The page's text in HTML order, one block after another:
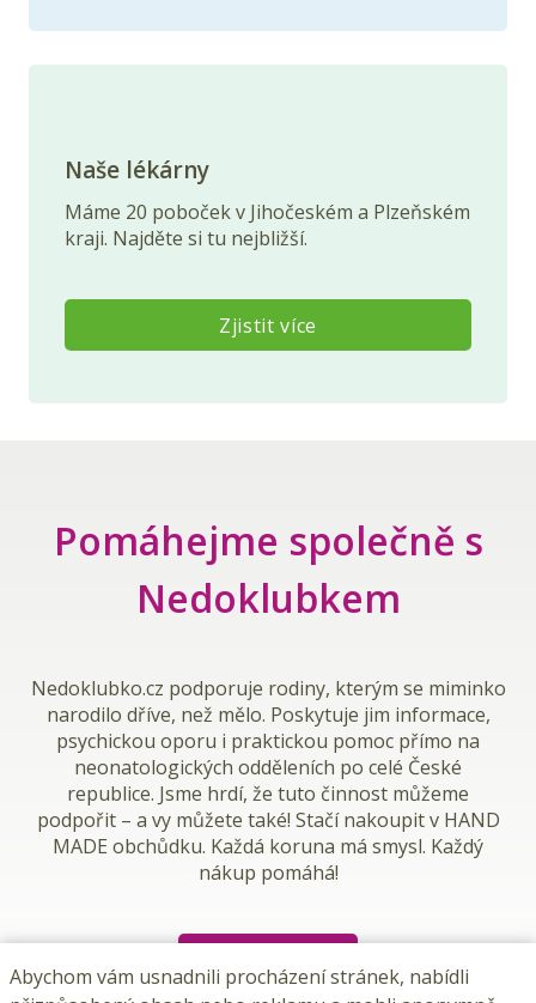
Naše lékárny
Máme 20 poboček v Jihočeském a Plzeňském
kraji. Najděte si tu nejbližší.
Zjistit více
Pomáhejme společně s
Nedoklubkem
Nedoklubko.cz podporuje rodiny, kterým se miminko
narodilo dříve, než mělo. Poskytuje jim informace,
psychickou oporu i praktickou pomoc přímo na
neonatologických odděleních po celé České
republice. Jsme hrdí, že tuto činnost můžeme
podpořit – a vy můžete také! Stačí nakoupit v HAND
MADE obchůdku. Každá koruna má smysl. Každý
nákup pomáhá!
Abychom vám usnadnili procházení stránek, nabídli